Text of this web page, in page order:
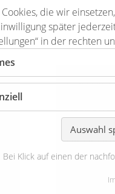
24-03-2023
mehr
die wir
später
in der rechten
Auswahl
Bei Klick auf einen der